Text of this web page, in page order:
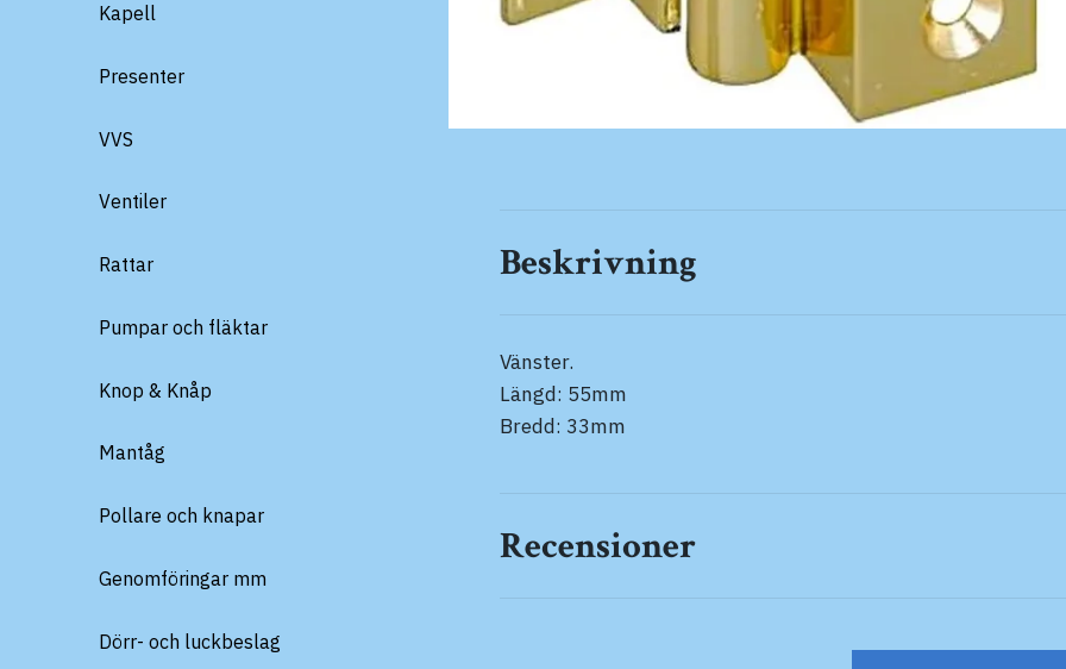
Kapell
Presenter
VVS
Ventiler
Rattar
Pumpar och fläktar
Knop & Knåp
Mantåg
Pollare och knapar
Genomföringar mm
Dörr- och luckbeslag
Beskrivning
Vänster.
Längd: 55mm
Bredd: 33mm
Recensioner